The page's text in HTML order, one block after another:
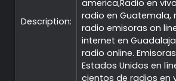
Description:
america,Radio en
radio en Guatemala,
radio emisoras on
internet en
radio online.
Estados Unidos en
cientos de radios en